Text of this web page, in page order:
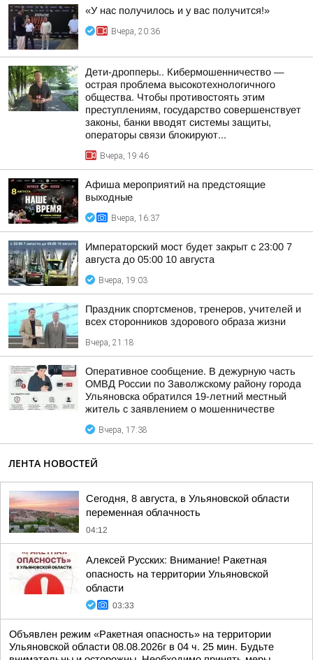
«У нас получилось и у вас получится!»
Вчера, 20:36
Дети-дропперы.. Кибермошенничество —
острая проблема высокотехнологичного
общества. Чтобы противостоять этим
преступлениям, государство совершенствует
законы, банки вводят системы защиты,
операторы связи блокируют...
Вчера, 19:46
Афиша мероприятий на предстоящие
выходные
Вчера, 16:37
Императорский мост будет закрыт с 23:00 7
августа до 05:00 10 августа
Вчера, 19:03
Праздник спортсменов, тренеров, учителей и
всех сторонников здорового образа жизни
Вчера, 21:18
Оперативное сообщение. В дежурную часть
ОМВД России по Заволжскому району города
Ульяновска обратился 19-летний местный
житель с заявлением о мошенничестве
Вчера, 17:38
ЛЕНТА НОВОСТЕЙ
Сегодня, 8 августа, в Ульяновской области
переменная облачность
04:12
Алексей Русских: Внимание! Ракетная
опасность на территории Ульяновской
области
03:33
Объявлен режим «Ракетная опасность» на территории
Ульяновской области 08.08.2026г в 04 ч. 25 мин. Будьте